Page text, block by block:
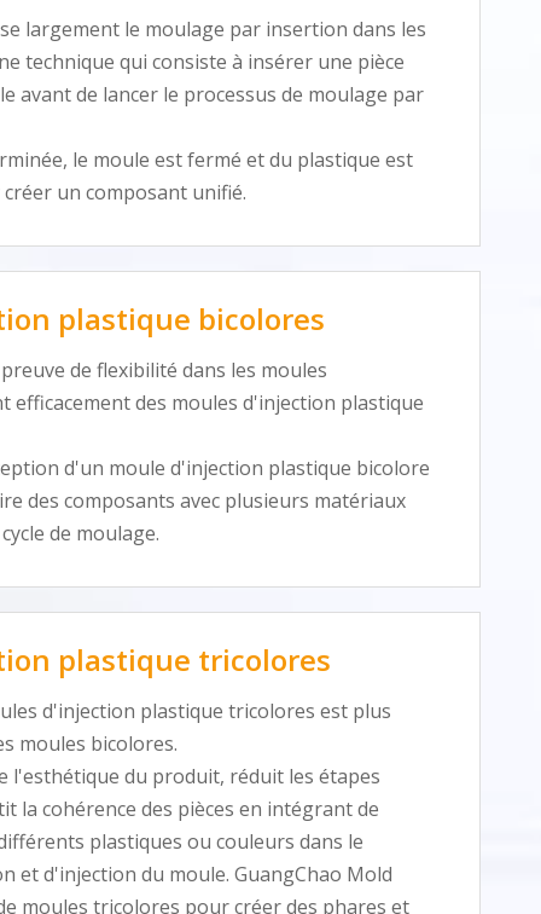
largement le moulage par insertion dans les
technique qui consiste à insérer une pièce
avant de lancer le processus de moulage par
le moule est fermé et du plastique est
un composant unifié.
plastique bicolores
de flexibilité dans les moules
efficacement des moules d'injection plastique
d'un moule d'injection plastique bicolore
des composants avec plusieurs matériaux
de moulage.
plastique tricolores
d'injection plastique tricolores est plus
moules bicolores.
l'esthétique du produit, réduit les étapes
la cohérence des pièces en intégrant de
plastiques ou couleurs dans le
et d'injection du moule. GuangChao Mold
moules tricolores pour créer des phares et